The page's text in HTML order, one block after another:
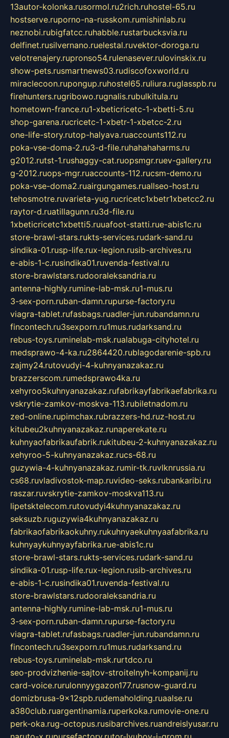
13autor-kolonka.rusormol.ru2rich.ruhostel-65.ru
hostserve.ruporno-na-russkom.rumishinlab.ru
neznobi.rubigfatcc.ruhabble.rustarbucksvia.ru
delfinet.rusilvernano.ruelestal.ruvektor-doroga.ru
velotrenajery.rupronso54.rulenasever.rulovinskix.ru
show-pets.rusmartnews03.rudiscofoxworld.ru
miraclecoon.rupongup.ruhostel65.ruliura.ruglasspb.ru
firehunters.rugribowo.rugnalis.rubulkitula.ru
hometown-france.ru1-xbeticricetc-1-xbetti-5.ru
shop-garena.rucricetc-1-xbetr-1-xbetcc-2.ru
one-life-story.rutop-halyava.ruaccounts112.ru
poka-vse-doma-2.ru3-d-file.ruhahahaharms.ru
g2012.rutst-1.rushaggy-cat.ruopsmgr.ruev-gallery.ru
g-2012.ruops-mgr.ruaccounts-112.rucsm-demo.ru
poka-vse-doma2.ruairgungames.ruallseo-host.ru
tehosmotre.ruvarieta-yug.rucricetc1xbetr1xbetcc2.ru
raytor-d.ruatillagunn.ru3d-file.ru
1xbeticricetc1xbetti5.ruuafoot-statti.rue-abis1c.ru
store-brawl-stars.rukts-services.rudark-sand.ru
sindika-01.rusp-life.rux-legion.rusib-archives.ru
e-abis-1-c.rusindika01.ruvenda-festival.ru
store-brawlstars.rudooraleksandria.ru
antenna-highly.rumine-lab-msk.ru1-mus.ru
3-sex-porn.ruban-damn.rupurse-factory.ru
viagra-tablet.rufasbags.ruadler-jun.rubandamn.ru
fincontech.ru3sexporn.ru1mus.rudarksand.ru
rebus-toys.ruminelab-msk.rualabuga-cityhotel.ru
medsprawo-4-ka.ru2864420.rublagodarenie-spb.ru
zajmy24.rutovudyi-4-kuhnyanazakaz.ru
brazzerscom.rumedsprawo4ka.ru
xehyroo5kuhnyanazakaz.rufabrikayfabrikaefabrika.ru
vskrytie-zamkov-moskva-113.rubiletnadom.ru
zed-online.rupimchax.rubrazzers-hd.ruz-host.ru
kitubeu2kuhnyanazakaz.runaperekate.ru
kuhnyaofabrikaufabrik.rukitubeu-2-kuhnyanazakaz.ru
xehyroo-5-kuhnyanazakaz.rucs-68.ru
guzywia-4-kuhnyanazakaz.rumir-tk.ruvlknrussia.ru
cs68.ruvladivostok-map.ruvideo-seks.rubankaribi.ru
raszar.ruvskrytie-zamkov-moskva113.ru
lipetsktelecom.rutovudyi4kuhnyanazakaz.ru
seksuzb.ruguzywia4kuhnyanazakaz.ru
fabrikaofabrikaokuhny.rukuhnyaekuhnyaafabrika.ru
kuhnyaykuhnyayfabrika.rue-abis1c.ru
store-brawl-stars.rukts-services.rudark-sand.ru
sindika-01.rusp-life.rux-legion.rusib-archives.ru
e-abis-1-c.rusindika01.ruvenda-festival.ru
store-brawlstars.rudooraleksandria.ru
antenna-highly.rumine-lab-msk.ru1-mus.ru
3-sex-porn.ruban-damn.rupurse-factory.ru
viagra-tablet.rufasbags.ruadler-jun.rubandamn.ru
fincontech.ru3sexporn.ru1mus.rudarksand.ru
rebus-toys.ruminelab-msk.rurtdco.ru
seo-prodvizhenie-sajtov-stroitelnyh-kompanij.ru
card-voice.rurulonnyygazon177.rusnow-guard.ru
domizbrusa-9x12spb.rudemaholding.ruaalse.ru
a380club.ruargentinamia.ruperkoka.rumovie-one.ru
perk-oka.rug-octopus.rusibarchives.ruandreislyusar.ru